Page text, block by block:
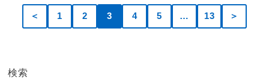
＜ 1 2 3 4 5 … 13 ＞
検索